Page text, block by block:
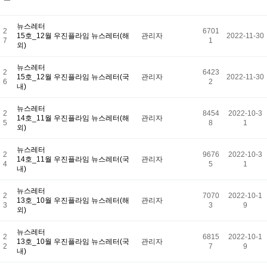
2
7
뉴스레터
15호_12월 우진플라임 뉴스레터(해
외)
관리자
6701
1
2022-11-30
2
6
뉴스레터
15호_12월 우진플라임 뉴스레터(국
내)
관리자
6423
2
2022-11-30
2
5
뉴스레터
14호_11월 우진플라임 뉴스레터(해
외)
관리자
8454
8
2022-10-3
1
2
4
뉴스레터
14호_11월 우진플라임 뉴스레터(국
내)
관리자
9676
5
2022-10-3
1
2
3
뉴스레터
13호_10월 우진플라임 뉴스레터(해
외)
관리자
7070
3
2022-10-1
9
2
2
뉴스레터
13호_10월 우진플라임 뉴스레터(국
내)
관리자
6815
7
2022-10-1
9